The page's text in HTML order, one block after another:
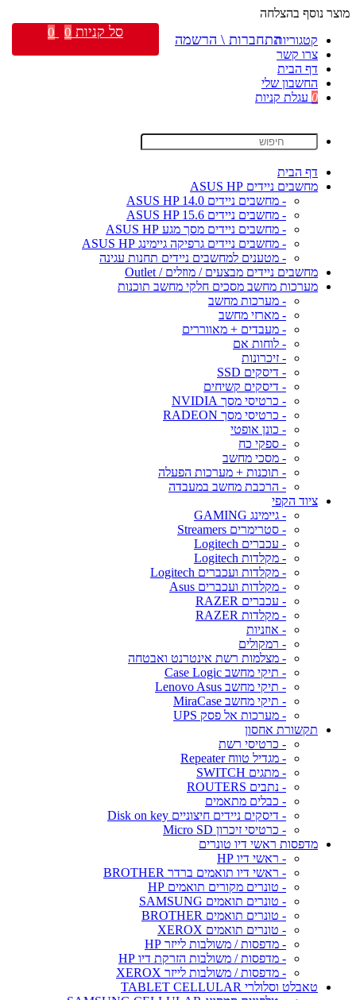
מוצר נוסף בהצלחה
קטגוריות
צרו קשר
דף הבית
החשבון שלי
0 עגלת קניות
דף הבית
מחשבים ניידים ASUS HP
- מחשבים ניידים ASUS HP 14.0
- מחשבים ניידים ASUS HP 15.6
- מחשבים ניידים מסך מגע ASUS HP
- מחשבים ניידים גרפיקה גיימינג ASUS HP
- מטענים למחשבים ניידים תחנות עגינה
מחשבים ניידים מבצעים / מוזלים / Outlet
מערכות מחשב מסכים חלקי מחשב תוכנות
- מערכות מחשב
- מארזי מחשב
- מעבדים + מאווררים
- לוחות אם
- זיכרונות
- דיסקים SSD
- דיסקים קשיחים
- כרטיסי מסך NVIDIA
- כרטיסי מסך RADEON
- כונן אופטי
- ספקי כח
- מסכי מחשב
- תוכנות + מערכות הפעלה
- הרכבת מחשב במעבדה
ציוד הקפי
- גיימינג GAMING
- סטרימרים Streamers
- עכברים Logitech
- מקלדות Logitech
- מקלדות ועכברים Logitech
- מקלדות ועכברים Asus
- עכברים RAZER
- מקלדות RAZER
- אוזניות
- רמקולים
- מצלמות רשת אינטרנט ואבטחה
- תיקי מחשב Case Logic
- תיקי מחשב Lenovo Asus
- תיקי מחשב MiraCase
- מערכות אל פסק UPS
תקשורת אחסון
- כרטיסי רשת
- מגדיל טווח Repeater
- מתגים SWITCH
- נתבים ROUTERS
- כבלים מתאמים
- דיסקים ניידים חיצוניים Disk on key
- כרטיסי זיכרון Micro SD
מדפסות ראשי דיו טונרים
- ראשי דיו HP
- ראשי דיו תואמים ברדר BROTHER
- טונרים מקורים תואמים HP
- טונרים תואמים SAMSUNG
- טונרים תואמים BROTHER
- טונרים תואמים XEROX
- מדפסות / משולבות לייזר HP
- מדפסות / משולבות הזרקת דיו HP
- מדפסות / משולבות לייזר XEROX
טאבלט וסלולרי TABLET CELLULAR
התחברות \ הרשמה סל קניות 0
0